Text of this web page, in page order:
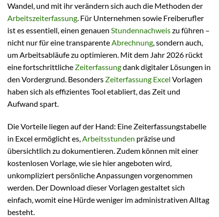
Wandel, und mit ihr verändern sich auch die Methoden der
Arbeitszeiterfassung. Für Unternehmen sowie Freiberufler
ist es essentiell, einen genauen Stundennachweiszu führen –
nicht nur für eine transparenteAbrechnung, sondern auch,
um Arbeitsabläufe zu optimieren. Mit dem Jahr 2026 rückt
eine fortschrittliche Zeiterfassungdank digitaler Lösungen in
den Vordergrund. Besonders Zeiterfassung Excel Vorlagen
haben sich als effizientes Tool etabliert, das Zeit und
Aufwand spart.
Die Vorteile liegen auf der Hand: Eine Zeiterfassungstabelle
in Excel ermöglicht es,Arbeitsstunden präzise und
übersichtlich zu dokumentieren. Zudem können mit einer
kostenlosen Vorlage, wie sie hier angeboten wird,
unkompliziert persönliche Anpassungen vorgenommen
werden. Der Download dieser Vorlagen gestaltet sich
einfach, womit eine Hürde weniger im administrativen Alltag
besteht.